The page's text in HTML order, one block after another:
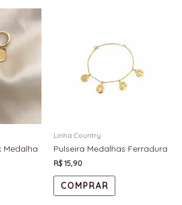
Medalha
Linha Country
Pulseira Medalhas Ferradura
R$15,90
COMPRAR